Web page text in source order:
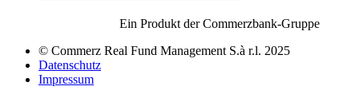
Ein Produkt der Commerzbank-Gruppe
© Commerz Real Fund Management S.à r.l. 2025
Datenschutz
Impressum